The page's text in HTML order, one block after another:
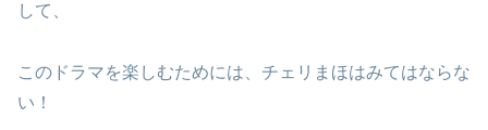
して、
このドラマを楽しむためには、チェリまほはみてはならな
い！